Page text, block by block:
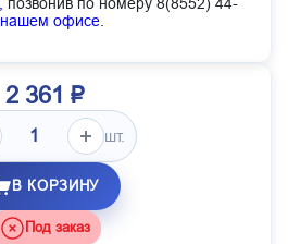
нашем офисе
2 361 ₽
шт.
В КОРЗИНУ
Под заказ